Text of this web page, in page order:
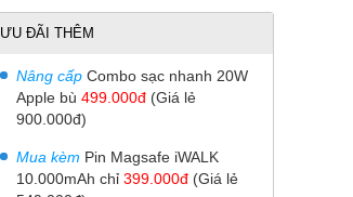
ƯU ĐÃI THÊM
Nâng cấp Combo sạc nhanh 20W
Apple bù 499.000đ (Giá lẻ
900.000đ)
Mua kèm Pin Magsafe iWALK
10.000mAh chỉ 399.000đ (Giá lẻ